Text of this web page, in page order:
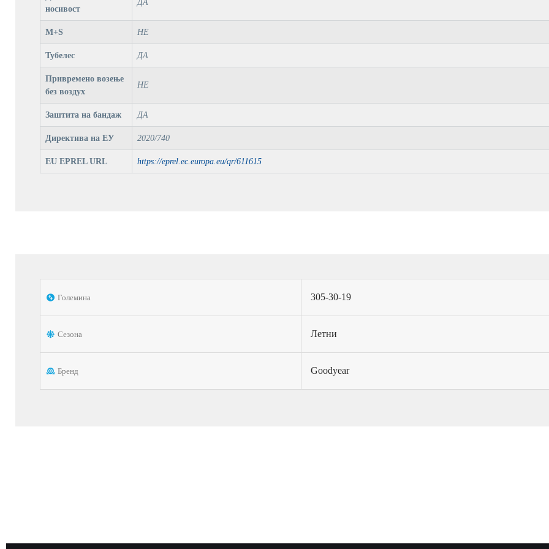
носивост
ДА
M+S НЕ
Тубелес ДА
Привремено возење
без воздух
НЕ
Заштита на бандаж ДА
Директива на ЕУ 2020/740
EU EPREL URL https://eprel.ec.europa.eu/qr/611615
Големина 305-30-19
Сезона Летни
Бренд Goodyear